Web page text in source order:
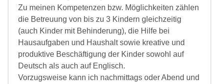
Zu meinen Kompetenzen bzw. Möglichkeiten zählen
die Betreuung von bis zu 3 Kindern gleichzeitig
(auch Kinder mit Behinderung), die Hilfe bei
Hausaufgaben und Haushalt sowie kreative und
produktive Beschäftigung der Kinder sowohl auf
Deutsch als auch auf Englisch.
Vorzugsweise kann ich nachmittags oder Abend und